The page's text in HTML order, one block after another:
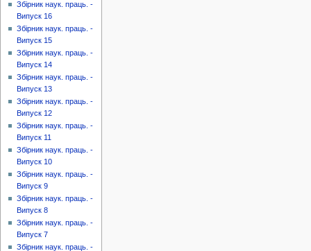
Збірник наук. праць. -
Випуск 16
Збірник наук. праць. -
Випуск 15
Збірник наук. праць. -
Випуск 14
Збірник наук. праць. -
Випуск 13
Збірник наук. праць. -
Випуск 12
Збірник наук. праць. -
Випуск 11
Збірник наук. праць. -
Випуск 10
Збірник наук. праць. -
Випуск 9
Збірник наук. праць. -
Випуск 8
Збірник наук. праць. -
Випуск 7
Збірник наук. праць. -